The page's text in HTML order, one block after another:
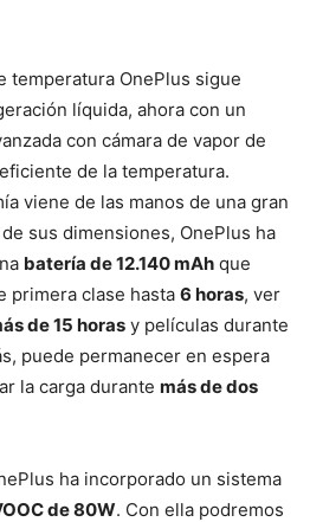
temperatura OnePlus sigue
líquida, ahora con un
con cámara de vapor de
de la temperatura.
viene de las manos de una gran
sus dimensiones, OnePlus ha
batería de 12.140 mAh que
primera clase hasta 6 horas, ver
de 15 horas y películas durante
puede permanecer en espera
la carga durante más de dos
ha incorporado un sistema
de 80W. Con ella podremos